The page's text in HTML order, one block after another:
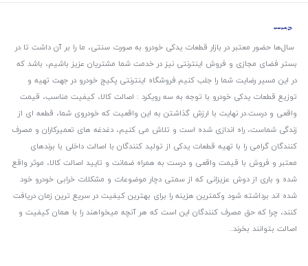
سال‌ها حضور معتبر در بازار قطعات یدکی خودرو به صورت سنتی، ما را بر آن داشت تا در
بستر فضای مجازی و فروش اینترنتی نیز در خدمت شما مشتریان عزیز باشیم، باشد که
در این مسیر رضایت شما را جلب کنیم.فروشگاه اینترنتی پکیج خودرو در جهت تهیه و
توزیع قطعات یدکی خودرو با توجه به سه رویکرد : اصالت کالا، کیفیت مناسب، قیمت
واقعی و درست.در نهایت با ارزش گذاشتن به این واقعیت که خودروی شما، قطعه ای از
زندگی شماست، راه اندازی شده است و تلاش می کنیم، دغدغه های تعمیرکاران و مصرف
کنندگان گرامی را با تهیه قطعات یدکی از تولید کنندگان با اصالت داخلی با برندهای
معتبر و فروش با قیمت واقعی و درست به همراه ضمانت و تایید اصالت کالا، موثر واقع
شده و باری از دوش عزیزانی که از سمتی دچار موضوعات و مشکلات خرابی خودرو خود
شده اند برداشته شود و‌کمترین هزینه را برای بهترین کیفیت در سریع ترین زمان دریافت
کنند، چرا که حق مصرف کنندگان این است که هر آنچه میخواهند را با همان کیفیت و
اصالت بتوانند بخرند..